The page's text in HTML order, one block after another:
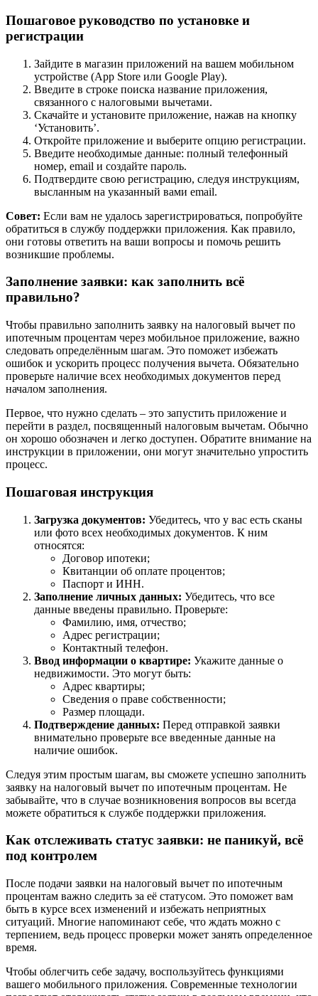
Пошаговое руководство по установке и
регистрации
Зайдите в магазин приложений на вашем мобильном
устройстве (App Store или Google Play).
Введите в строке поиска название приложения,
связанного с налоговыми вычетами.
Скачайте и установите приложение, нажав на кнопку
‘Установить’.
Откройте приложение и выберите опцию регистрации.
Введите необходимые данные: полный телефонный
номер, email и создайте пароль.
Подтвердите свою регистрацию, следуя инструкциям,
высланным на указанный вами email.
Совет: Если вам не удалось зарегистрироваться, попробуйте
обратиться в службу поддержки приложения. Как правило,
они готовы ответить на ваши вопросы и помочь решить
возникшие проблемы.
Заполнение заявки: как заполнить всё
правильно?
Чтобы правильно заполнить заявку на налоговый вычет по
ипотечным процентам через мобильное приложение, важно
следовать определённым шагам. Это поможет избежать
ошибок и ускорить процесс получения вычета. Обязательно
проверьте наличие всех необходимых документов перед
началом заполнения.
Первое, что нужно сделать – это запустить приложение и
перейти в раздел, посвященный налоговым вычетам. Обычно
он хорошо обозначен и легко доступен. Обратите внимание на
инструкции в приложении, они могут значительно упростить
процесс.
Пошаговая инструкция
Загрузка документов: Убедитесь, что у вас есть сканы
или фото всех необходимых документов. К ним
относятся:
Договор ипотеки;
Квитанции об оплате процентов;
Паспорт и ИНН.
Заполнение личных данных: Убедитесь, что все
данные введены правильно. Проверьте:
Фамилию, имя, отчество;
Адрес регистрации;
Контактный телефон.
Ввод информации о квартире: Укажите данные о
недвижимости. Это могут быть:
Адрес квартиры;
Сведения о праве собственности;
Размер площади.
Подтверждение данных: Перед отправкой заявки
внимательно проверьте все введенные данные на
наличие ошибок.
Следуя этим простым шагам, вы сможете успешно заполнить
заявку на налоговый вычет по ипотечным процентам. Не
забывайте, что в случае возникновения вопросов вы всегда
можете обратиться к службе поддержки приложения.
Как отслеживать статус заявки: не паникуй, всё
под контролем
После подачи заявки на налоговый вычет по ипотечным
процентам важно следить за её статусом. Это поможет вам
быть в курсе всех изменений и избежать неприятных
ситуаций. Многие напоминают себе, что ждать можно с
терпением, ведь процесс проверки может занять определенное
время.
Чтобы облегчить себе задачу, воспользуйтесь функциями
вашего мобильного приложения. Современные технологии